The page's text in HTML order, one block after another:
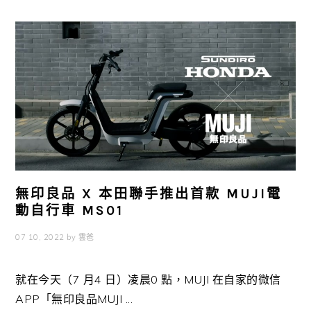
無印良品 X 本田聯手推出首款 MUJI電
動自行車 MS01
07 10, 2022 by 雲爸
就在今天（7 月4 日）凌晨0 點，MUJI 在自家的微信
APP「無印良品MUJI ...